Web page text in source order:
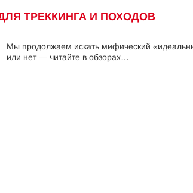
ТРЕККИНГА И ПОХОДОВ
Мы продолжаем искать мифический
или нет — читайте в обзорах…